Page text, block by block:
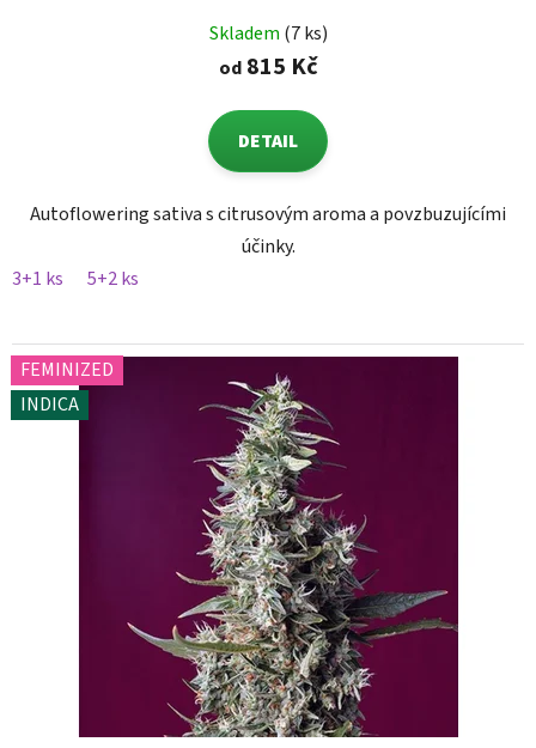
Skladem (7 ks)
od815 Kč
DETAIL
Autoflowering sativa s citrusovým aroma a povzbuzujícími
účinky.
3+1 ks
5+2 ks
FEMINIZED
INDICA